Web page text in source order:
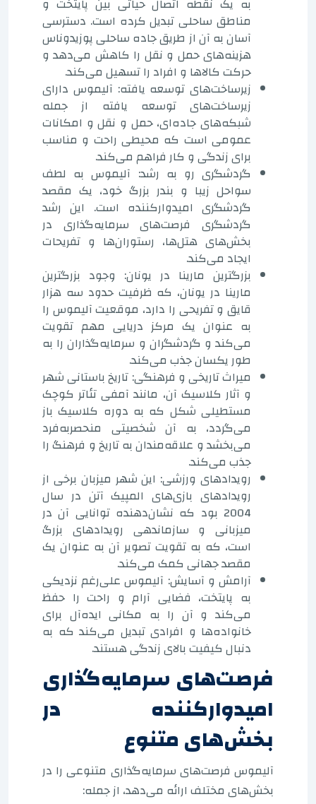
مناطق ساحلی تبدیل کرده است. دسترسی
آسان به آن از طریق جاده ساحلی پوزیدوناس
هزینه‌های حمل و نقل را کاهش می‌دهد و
حرکت کالاها و افراد را تسهیل می‌کند.
زیرساخت‌های توسعه یافته: آلیموس دارای
زیرساخت‌های توسعه یافته از جمله
شبکه‌های جاده‌ای، حمل و نقل و امکانات
عمومی است که محیطی راحت و مناسب
برای زندگی و کار فراهم می‌کند.
گردشگری رو به رشد: آلیموس به لطف
سواحل زیبا و بندر بزرگ خود، یک مقصد
گردشگری امیدوارکننده است. این رشد
گردشگری فرصت‌های سرمایه‌گذاری در
بخش‌های هتل‌ها، رستوران‌ها و تفریحات
ایجاد می‌کند.
بزرگترین مارینا در یونان: وجود بزرگترین
مارینا در یونان، که ظرفیت حدود سه هزار
قایق و تفریحی را دارد، موقعیت آلیموس را
به عنوان یک مرکز دریایی مهم تقویت
می‌کند و گردشگران و سرمایه‌گذاران را به
طور یکسان جذب می‌کند.
میراث تاریخی و فرهنگی: تاریخ باستانی شهر
و آثار کلاسیک آن، مانند آمفی تئاتر کوچک
مستطیلی شکل که به دوره کلاسیک باز
می‌گردد، به آن شخصیتی منحصربه‌فرد
می‌بخشد و علاقه‌مندان به تاریخ و فرهنگ را
جذب می‌کند.
رویدادهای ورزشی: این شهر میزبان برخی از
رویدادهای بازی‌های المپیک آتن در سال
2004 بود که نشان‌دهنده توانایی آن در
میزبانی و سازماندهی رویدادهای بزرگ
است، که به تقویت تصویر آن به عنوان یک
مقصد جهانی کمک می‌کند.
آرامش و آسایش: آلیموس علی‌رغم نزدیکی
به پایتخت، فضایی آرام و راحت را حفظ
می‌کند و آن را به مکانی ایده‌آل برای
خانواده‌ها و افرادی تبدیل می‌کند که به
دنبال کیفیت بالای زندگی هستند.
فرصت‌های سرمایه‌گذاری
امیدوارکننده در
بخش‌های متنوع
آلیموس فرصت‌های سرمایه‌گذاری متنوعی را در
بخش‌های مختلف ارائه می‌دهد، از جمله: